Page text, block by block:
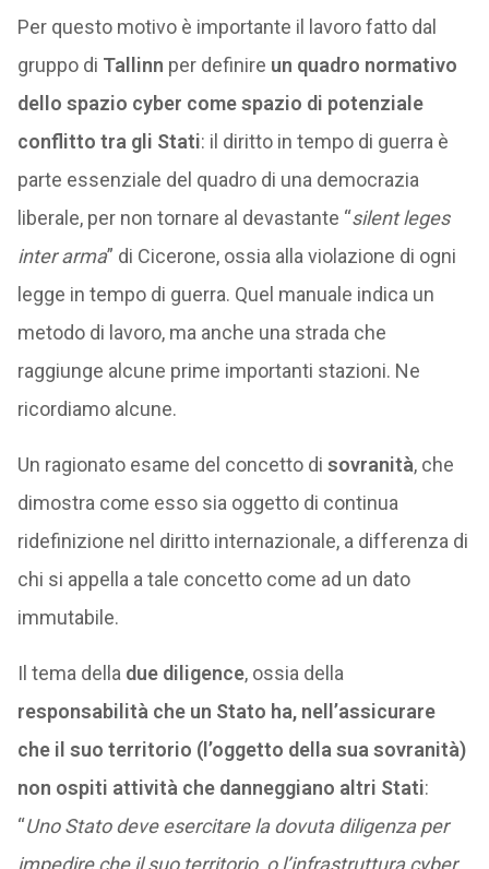
Per questo motivo è importante il lavoro fatto dal
gruppo di Tallinn per definire un quadro normativo
dello spazio cyber come spazio di potenziale
conflitto tra gli Stati: il diritto in tempo di guerra è
parte essenziale del quadro di una democrazia
liberale, per non tornare al devastante “silent leges
inter arma” di Cicerone, ossia alla violazione di ogni
legge in tempo di guerra. Quel manuale indica un
metodo di lavoro, ma anche una strada che
raggiunge alcune prime importanti stazioni. Ne
ricordiamo alcune.
Un ragionato esame del concetto di sovranità, che
dimostra come esso sia oggetto di continua
ridefinizione nel diritto internazionale, a differenza di
chi si appella a tale concetto come ad un dato
immutabile.
Il tema della due diligence, ossia della
responsabilità che un Stato ha, nell’assicurare
che il suo territorio (l’oggetto della sua sovranità)
non ospiti attività che danneggiano altri Stati:
“Uno Stato deve esercitare la dovuta diligenza per
impedire che il suo territorio, o l’infrastruttura cyber